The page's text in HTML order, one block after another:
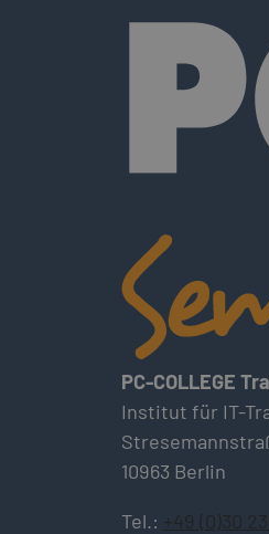
PC-COLLEGE
Institut für IT-
10963 Berlin
Tel.: +49 (0)30